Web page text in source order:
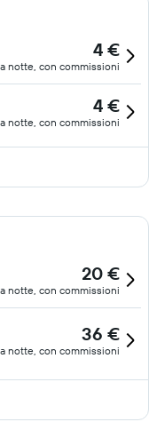
4 €
a notte, con commissioni
4 €
a notte, con commissioni
20 €
a notte, con commissioni
36 €
a notte, con commissioni